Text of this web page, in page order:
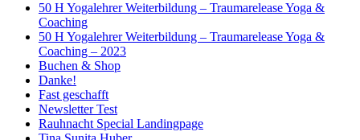
50 H Yogalehrer Weiterbildung – Traumarelease Yoga &
Coaching
50 H Yogalehrer Weiterbildung – Traumarelease Yoga &
Coaching – 2023
Buchen & Shop
Danke!
Fast geschafft
Newsletter Test
Rauhnacht Special Landingpage